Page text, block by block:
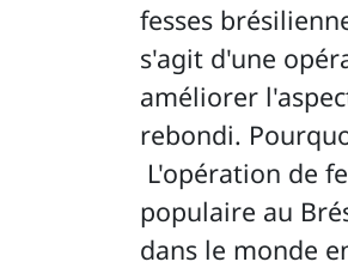
fesses
s'agit d'une
améliorer
rebondi.
populaire au
dans le monde